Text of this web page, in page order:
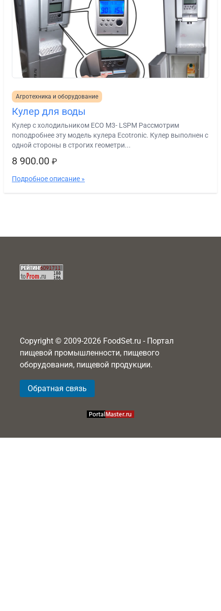
Агротехника и оборудование
Кулер для воды
Кулер с холодильником ECO M3- LSPM Рассмотрим
поподробнее эту модель кулера Ecotronic. Кулер выполнен с
одной стороны в строгих геометри...
8 900.00 ₽
Подробное описание »
Copyright © 2009-2026 FoodSet.ru - Портал
пищевой промышленности, пищевого
оборудования, пищевой продукции.
Обратная связь